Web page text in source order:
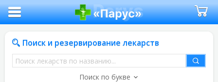
Поиск и резервирование лекарств
Поиск
лекарств
Поиск по букве